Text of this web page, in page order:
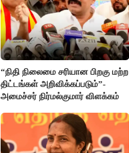
“நிதி நிலைமை சரியான பிறகு மற்ற
திட்டங்கள் அறிவிக்கப்படும்”-
அமைச்சர் நிர்மல்குமார் விளக்கம்